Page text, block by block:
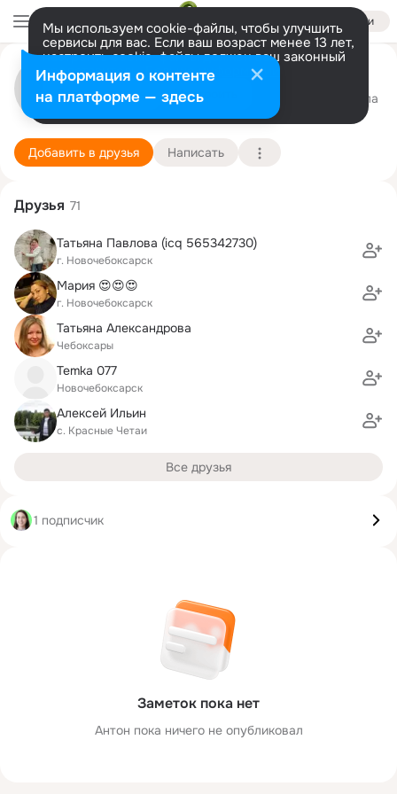
Войти
Мы используем cookie-файлы, чтобы улучшить
сервисы для вас. Если ваш возраст менее 13 лет,
настроить cookie-файлы должен ваш законный
представитель. Больше информации
Разрешить все Настроить
Антон Артюшин
Чебоксары 29 января (43 года)
13 школа
Подробнее
Добавить в друзья Написать
Заметок пока нет
Антон пока ничего не опубликовал
Друзья 71
Татьяна Павлова (icq 565342730)
г. Новочебоксарск
Мария 😍😍😍
г. Новочебоксарск
Татьяна Александрова
Чебоксары
Temka 077
Новочебоксарск
Алексей Ильин
с. Красные Четаи
Все друзья
1 подписчик
Информация о контенте
на платформе — здесь